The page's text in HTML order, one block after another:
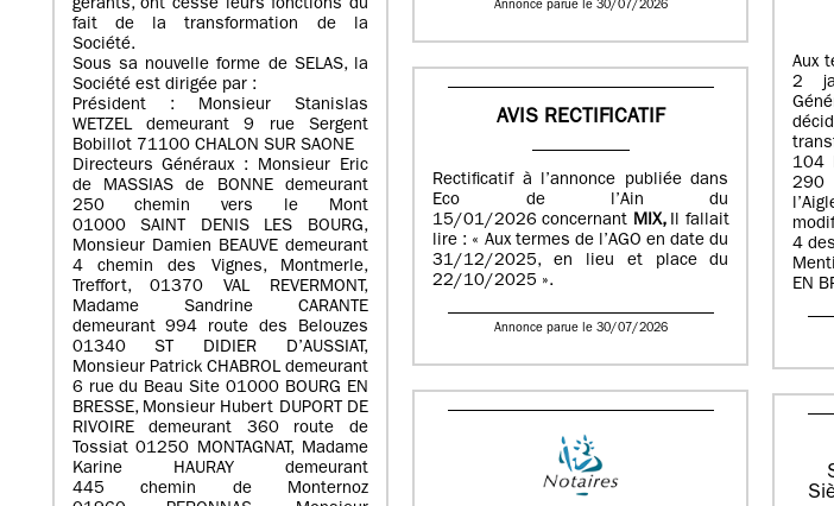
gérants, ont cessé leurs fonctions du
fait de la transformation de la
Société.
Sous sa nouvelle forme de SELAS, la
Société est dirigée par :
Président : Monsieur Stanislas
WETZEL demeurant 9 rue Sergent
Bobillot 71100 CHALON SUR SAONE
Directeurs Généraux : Monsieur Eric
de MASSIAS de BONNE demeurant
250 chemin vers le Mont
01000 SAINT DENIS LES BOURG,
Monsieur Damien BEAUVE demeurant
4 chemin des Vignes, Montmerle,
Treffort, 01370 VAL REVERMONT,
Madame Sandrine CARANTE
demeurant 994 route des Belouzes
01340 ST DIDIER D’AUSSIAT,
Monsieur Patrick CHABROL demeurant
6 rue du Beau Site 01000 BOURG EN
BRESSE, Monsieur Hubert DUPORT DE
RIVOIRE demeurant 360 route de
Tossiat 01250 MONTAGNAT, Madame
Karine HAURAY demeurant
445 chemin de Monternoz
Annonce parue le 30/07/2026
Aux
2
104
290
4
EN
AVIS RECTIFICATIF
Rectificatif à l’annonce publiée dans
Eco de l’Ain du
15/01/2026 concernant MIX, Il fallait
lire : « Aux termes de l’AGO en date du
31/12/2025, en lieu et place du
22/10/2025 ».
Annonce parue le 30/07/2026